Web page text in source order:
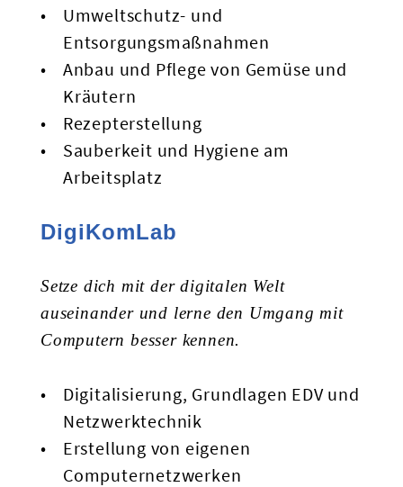
Umweltschutz- und
Entsorgungsmaßnahmen
Anbau und Pflege von Gemüse und
Kräutern
Rezepterstellung
Sauberkeit und Hygiene am
Arbeitsplatz
DigiKomLab
Setze dich mit der digitalen Welt
auseinander und lerne den Umgang mit
Computern besser kennen.
Digitalisierung, Grundlagen EDV und
Netzwerktechnik
Erstellung von eigenen
Computernetzwerken